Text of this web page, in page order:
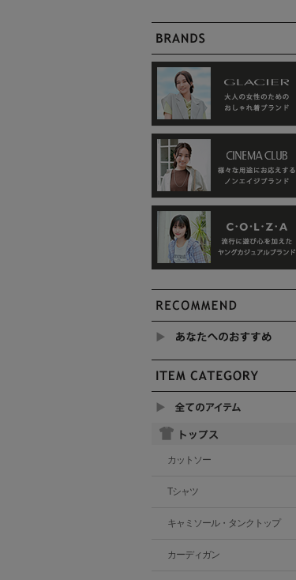
カットソー
Tシャツ
キャミソール・タンクトップ
カーディガン